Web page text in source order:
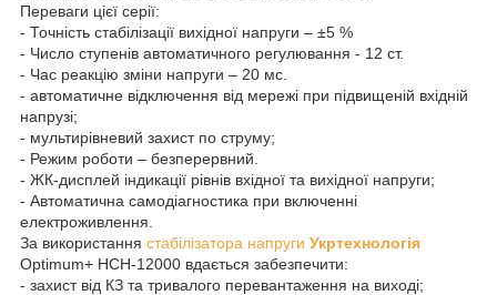
Переваги цієї серії:
- Точність стабілізації вихідної напруги – ±5 %
- Число ступенів автоматичного регулювання - 12 ст.
- Час реакцію зміни напруги – 20 мс.
- автоматичне відключення від мережі при підвищеній вхідній
напрузі;
- мультирівневий захист по струму;
- Режим роботи – безперервний.
- ЖК-дисплей індикації рівнів вхідної та вихідної напруги;
- Автоматична самодіагностика при включенні
електроживлення.
За використання стабілізатора напруги Укртехнологія
Optimum+ НСН-12000 вдається забезпечити:
- захист від КЗ та тривалого перевантаження на виході;